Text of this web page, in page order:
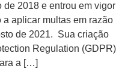
de 2018 e entrou em vigor
aplicar multas em razão
de 2021. Sua criação
Regulation (GDPR)
a […]